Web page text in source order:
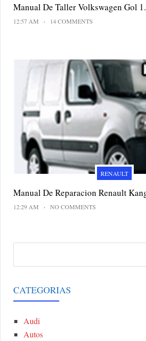
Manual De Taller Volkswagen Gol
12:57 AM 14 COMMENTS
RENAULT
Manual De Reparacion Renault
12:29 AM NO COMMENTS
r
c
CATEGORIAS
Audi
Autos